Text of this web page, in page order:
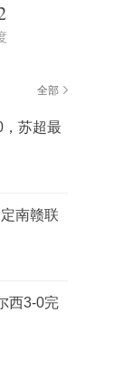
全部
苏超最
南赣联
西3-0完